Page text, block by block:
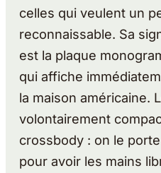
celles qui veulent un
reconnaissable. Sa
est la plaque
qui affiche
la maison américaine.
volontairement
crossbody : on le
pour avoir les mains